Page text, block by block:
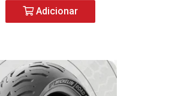
Adicionar